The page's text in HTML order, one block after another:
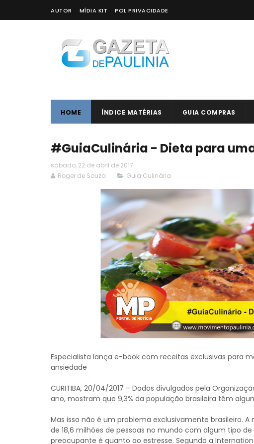
AUTOR MÍDIA KIT POL PRIVACIDADE
HOME ÍNDICE MATÉRIAS GUIA COMPRAS
#GuiaCulinária - Dieta para
sábado, 22 de abril de 2017
Roger de Souza
Guia Culinária
Especialista lança e-book com receitas exclusivas para
ansiedade
CURITIBA, 20/04/2017 – Dados divulgados pela
ano, mostram que 9,3% da população brasileira têm
Mas isso não é um problema exclusivamente brasileiro.
de 18,6 milhões de pessoas no mundo com algum tipo
preocupante é quanto ao estresse. Segundo a